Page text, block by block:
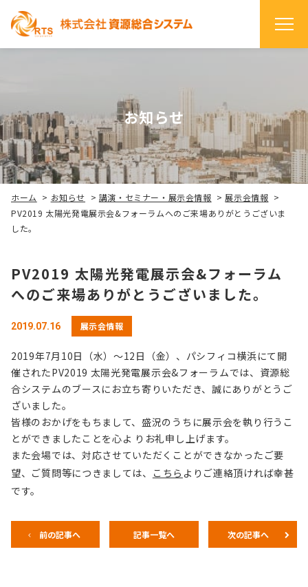
お知らせ
ホーム > お知らせ > 講演・セミナー・展示会情報 > 展示会情報 >
PV2019 太陽光発電展示会&フォーラムへのご来場ありがとうございま
した。
PV2019 太陽光発電展示会&フォーラム
へのご来場ありがとうございました。
2019.07.16 展示会情報
2019年7月10日（水）～12日（金）、パシフィコ横浜にて開
催されたPV2019 太陽光発電展示会&フォーラムでは、資源総
合システムのブースにお立ち寄りいただき、誠にありがとうご
ざいました。
皆様のおかげをもちまして、盛況のうちに展示会を執り行うこ
とができましたことを心よ りお礼申し上げます。
また会場では、対応させていただくことができなかったご要
望、ご質問等につきましては、 こちら よりご連絡頂ければ幸甚
です。
前の記事へ 記事一覧へ 次の記事へ